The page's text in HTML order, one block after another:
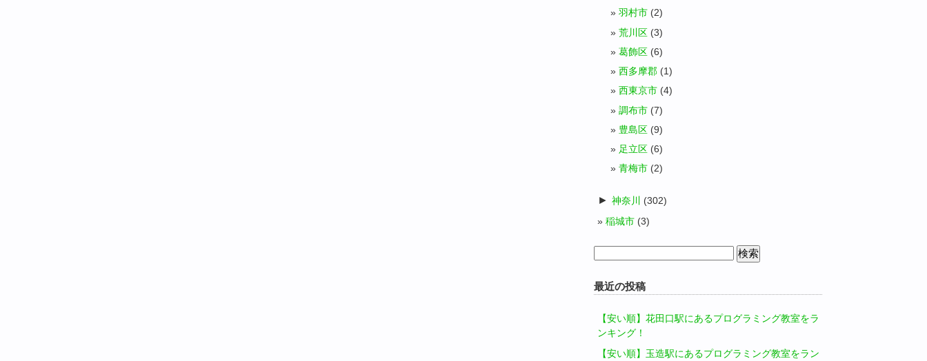
羽村市 (2)
荒川区 (3)
葛飾区 (6)
西多摩郡 (1)
西東京市 (4)
調布市 (7)
豊島区 (9)
足立区 (6)
青梅市 (2)
► 神奈川
(302)
稲城市 (3)
最近の投稿
【安い順】花田口駅にあるプログラミング教室をラ
ンキング！
【安い順】玉造駅にあるプログラミング教室をラン